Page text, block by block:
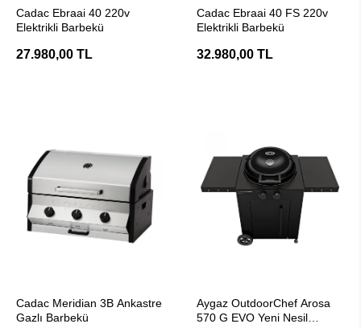
Cadac Ebraai 40 220v
Elektrikli Barbekü
27.980,00 TL
Cadac Ebraai 40 FS 220v
Elektrikli Barbekü
32.980,00 TL
Cadac Meridian 3B Ankastre
Gazlı Barbekü
Aygaz OutdoorChef Arosa
570 G EVO Yeni Nesil